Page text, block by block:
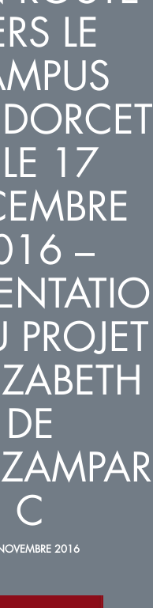
LE
17
–
DE
C
2016